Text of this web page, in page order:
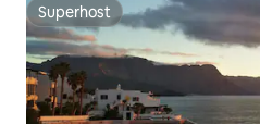
Superhost
Superhost